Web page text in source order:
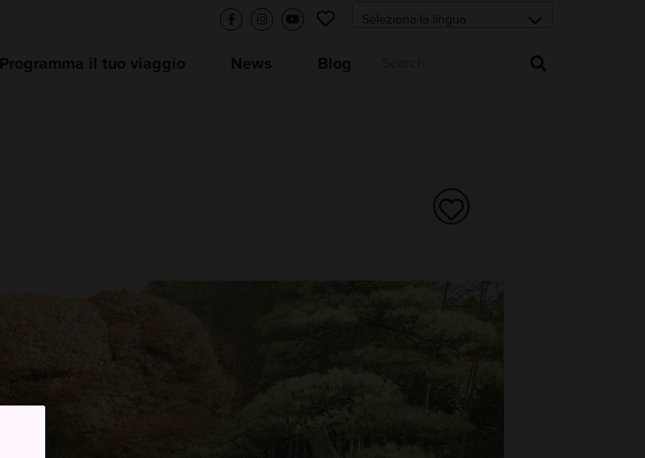
Programma il tuo viaggio News Blog